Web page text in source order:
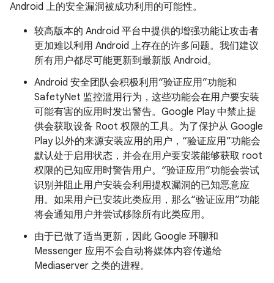
Android 上的安全漏洞被成功利用的可能性。
较高版本的 Android 平台中提供的增强功能让攻击者
更加难以利用 Android 上存在的许多问题。我们建议
所有用户都尽可能更新到最新版 Android。
Android 安全团队会积极利用“验证应用”功能和
SafetyNet 监控滥用行为，这些功能会在用户要安装
可能有害的应用时发出警告。Google Play 中禁止提
供会获取设备 Root 权限的工具。为了保护从 Google
Play 以外的来源安装应用的用户，“验证应用”功能会
默认处于启用状态，并会在用户要安装能够获取 root
权限的已知应用时警告用户。“验证应用”功能会尝试
识别并阻止用户安装会利用提权漏洞的已知恶意应
用。如果用户已安装此类应用，那么“验证应用”功能
将会通知用户并尝试移除所有此类应用。
由于已做了适当更新，因此 Google 环聊和
Messenger 应用不会自动将媒体内容传递给
Mediaserver 之类的进程。